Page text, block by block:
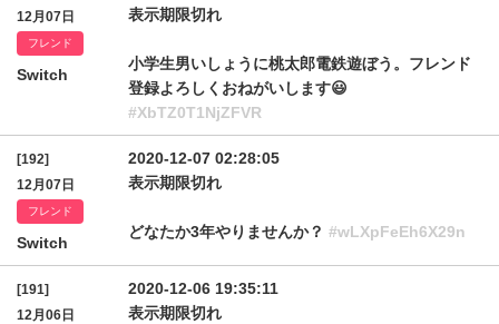
12月07日
フレンド
Switch
表示期限切れ
小学生男いしょうに桃太郎電鉄遊ぼう。フレンド
登録よろしくおねがいします😃
#XbTZ0T1NjZFVR
[192]
12月07日
フレンド
Switch
2020-12-07 02:28:05
表示期限切れ
どなたか3年やりませんか？ #wLXpFeEh6X29n
[191]
12月06日
2020-12-06 19:35:11
表示期限切れ